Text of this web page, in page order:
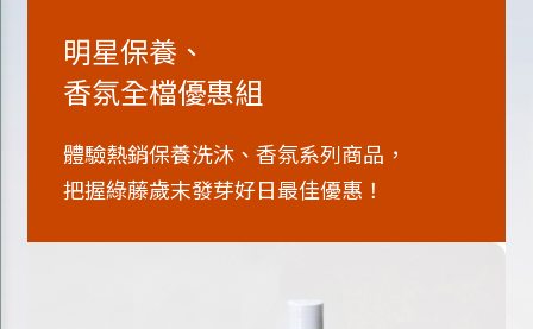
明星保養、
香氛全檔優惠組
體驗熱銷保養洗沐、香氛系列商品，
把握綠藤歲末發芽好日最佳優惠！